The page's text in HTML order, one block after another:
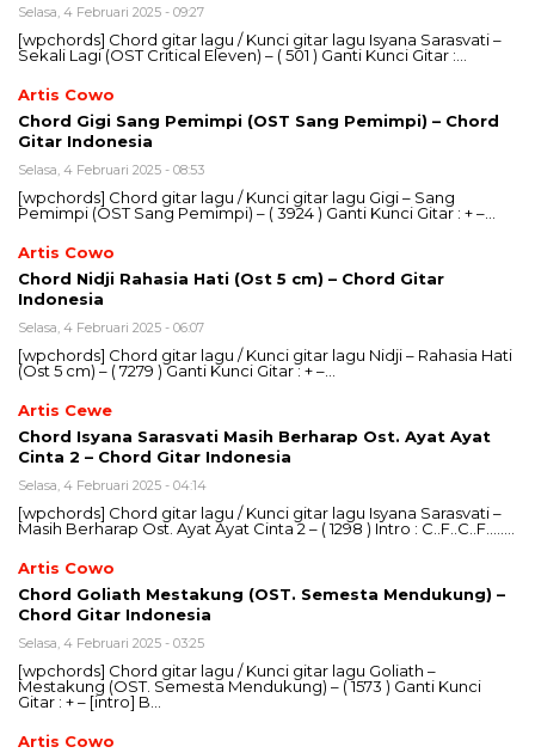
Selasa, 4 Februari 2025 - 09:27
[wpchords] Chord gitar lagu / Kunci gitar lagu Isyana Sarasvati –
Sekali Lagi (OST Critical Eleven) – ( 501 ) Ganti Kunci Gitar :…
Artis Cowo
Chord Gigi Sang Pemimpi (OST Sang Pemimpi) – Chord
Gitar Indonesia
Selasa, 4 Februari 2025 - 08:53
[wpchords] Chord gitar lagu / Kunci gitar lagu Gigi – Sang
Pemimpi (OST Sang Pemimpi) – ( 3924 ) Ganti Kunci Gitar : + –…
Artis Cowo
Chord Nidji Rahasia Hati (Ost 5 cm) – Chord Gitar
Indonesia
Selasa, 4 Februari 2025 - 06:07
[wpchords] Chord gitar lagu / Kunci gitar lagu Nidji – Rahasia Hati
(Ost 5 cm) – ( 7279 ) Ganti Kunci Gitar : + –…
Artis Cewe
Chord Isyana Sarasvati Masih Berharap Ost. Ayat Ayat
Cinta 2 – Chord Gitar Indonesia
Selasa, 4 Februari 2025 - 04:14
[wpchords] Chord gitar lagu / Kunci gitar lagu Isyana Sarasvati –
Masih Berharap Ost. Ayat Ayat Cinta 2 – ( 1298 ) Intro : C..F..C..F……..
Artis Cowo
Chord Goliath Mestakung (OST. Semesta Mendukung) –
Chord Gitar Indonesia
Selasa, 4 Februari 2025 - 03:25
[wpchords] Chord gitar lagu / Kunci gitar lagu Goliath –
Mestakung (OST. Semesta Mendukung) – ( 1573 ) Ganti Kunci
Gitar : + – [intro] B…
Artis Cowo